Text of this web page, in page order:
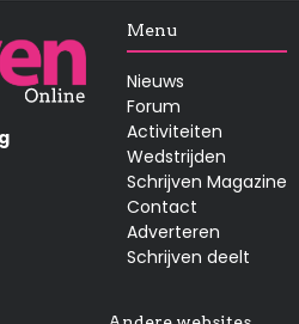
Menu
Nieuws
Forum
Activiteiten
Wedstrijden
Schrijven Magazine
Contact
Adverteren
Schrijven deelt